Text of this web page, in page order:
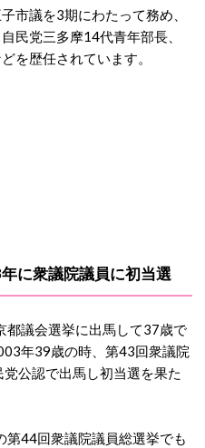
市議を3期にわたって務め、
民党三多摩14代青年部長、
を歴任されています。
に衆議院議員に初当選
都議会選挙に出馬して37歳で
年39歳の時、第43回衆議院
公認で出馬し初当選を果た
44回衆議院議員総選挙でも